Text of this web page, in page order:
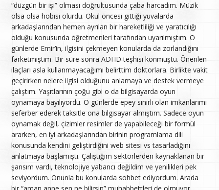
“düzgün bir işi” olması doğrultusunda çaba harcadım. Müzik
olsa olsa hobisi olurdu. Okul öncesi gittiği yuvalarda
arkadaşlarından hemen ayrılan bir hareketliliği ve yaratıcılığı
olduğu konusunda öğretmenleri tarafından uyarılmıştım. O
günlerde Emir’in, ilgisini çekmeyen konularda da zorlandığını
farketmiştim. Bir süre sonra ADHD teşhisi konmuştu. Önerilen
ilaçları asla kullanmayacağımı belirttim doktorlara. Birlikte vakit
geçirirken nelere ilgisi olduğunu anlamaya ve destek vermeye
çalıştım. Yaşıtlarının çoğu gibi o da bilgisayarda oyun
oynamaya bayılıyordu. O günlerde epey sınırlı olan imkanlarımı
seferber ederek taksitle ona bilgisayar almıştım. Sadece oyun
oynamak değil, çizimler resimler de yapabileceği bir formül
ararken, en iyi arkadaşlarından birinin programlama dili
konusunda kendini geliştirdiğini web sitesi vs tasarladığını
anlatmaya başlamıştı. Çalıştığım sektörlerden kaynaklanan bir
şansım vardı, teknolojiye yabancı değildim ve yenilikleri pek
seviyordum. Onunla bu konularda sohbet ediyordum. Arada